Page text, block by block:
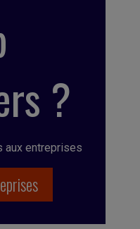
?
aux entreprises